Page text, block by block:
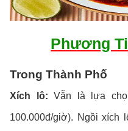
Phương
Trong Thành Phố
Xích lô: Vẫn là lựa
100.000đ/giờ). Ngồi xích